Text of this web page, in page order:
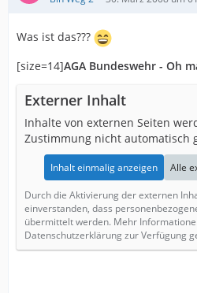
Was ist das???
[size=14]AGA Bundeswehr - Oh
Externer Inhalt
Inhalte von externen Seiten
Zustimmung nicht automatisch
Inhalt einmalig anzeigen Alle
Durch die Aktivierung der externen
einverstanden, dass
übermittelt werden. Mehr
Datenschutzerklärung zur Verfügung